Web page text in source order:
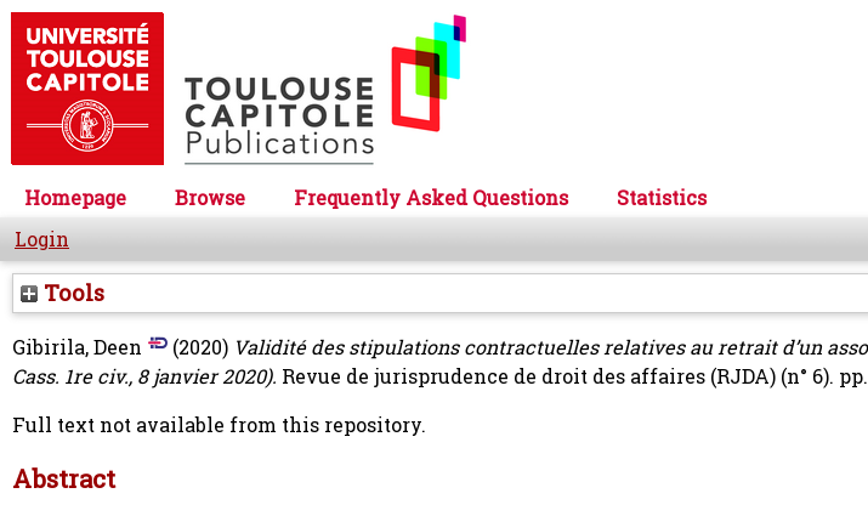
Homepage Browse Frequently Asked Questions
Statistics
Login
Tools
Gibirila, Deen (2020) Validité des stipulations contractuelles relatives au retrait d’un
Cass. 1re civ., 8 janvier 2020). Revue de jurisprudence de droit des affaires (RJDA) (n° 6).
Full text not available from this repository.
Abstract